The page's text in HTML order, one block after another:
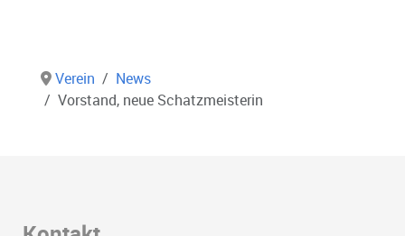
Verein
News
Vorstand, neue Schatzmeisterin